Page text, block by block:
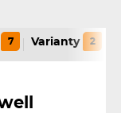
7 Varianty 2